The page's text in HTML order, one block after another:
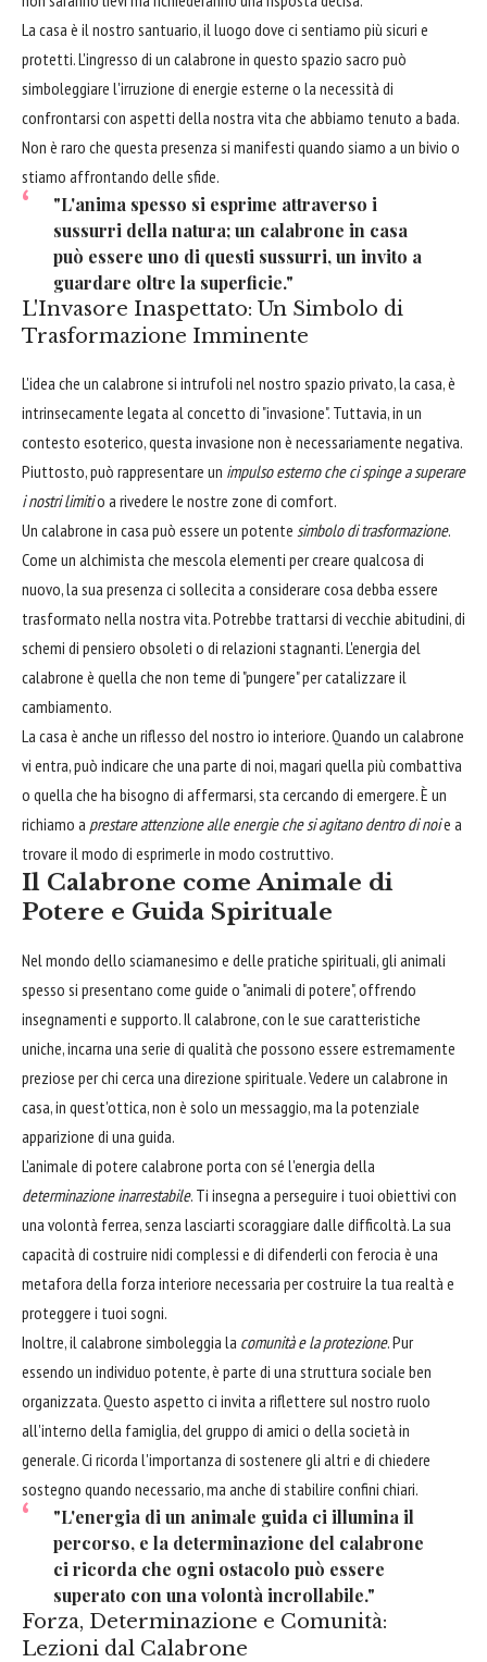
La casa è il nostro santuario, il luogo dove ci sentiamo più sicuri e
protetti. L'ingresso di un calabrone in questo spazio sacro può
simboleggiare l'irruzione di energie esterne o la necessità di
confrontarsi con aspetti della nostra vita che abbiamo tenuto a bada.
Non è raro che questa presenza si manifesti quando siamo a un bivio o
stiamo affrontando delle sfide.
"L'anima spesso si esprime attraverso i
sussurri della natura; un calabrone in casa
può essere uno di questi sussurri, un invito a
guardare oltre la superficie."
L'Invasore Inaspettato: Un Simbolo di
Trasformazione Imminente
L'idea che un calabrone si intrufoli nel nostro spazio privato, la casa, è
intrinsecamente legata al concetto di "invasione". Tuttavia, in un
contesto esoterico, questa invasione non è necessariamente negativa.
Piuttosto, può rappresentare un impulso esterno che ci spinge a superare
i nostri limitio a rivedere le nostre zone di comfort.
Un calabrone in casa può essere un potente simbolo di trasformazione.
Come un alchimista che mescola elementi per creare qualcosa di
nuovo, la sua presenza ci sollecita a considerare cosa debba essere
trasformato nella nostra vita. Potrebbe trattarsi di vecchie abitudini, di
schemi di pensiero obsoleti o di relazioni stagnanti. L'energia del
calabrone è quella che non teme di "pungere" per catalizzare il
cambiamento.
La casa è anche un riflesso del nostro io interiore. Quando un calabrone
vi entra, può indicare che una parte di noi, magari quella più combattiva
o quella che ha bisogno di affermarsi, sta cercando di emergere. È un
richiamo a prestare attenzione alle energie che si agitano dentro di noie a
trovare il modo di esprimerle in modo costruttivo.
Il Calabrone come Animale di
Potere e Guida Spirituale
Nel mondo dello sciamanesimo e delle pratiche spirituali, gli animali
spesso si presentano come guide o "animali di potere", offrendo
insegnamenti e supporto. Il calabrone, con le sue caratteristiche
uniche, incarna una serie di qualità che possono essere estremamente
preziose per chi cerca una direzione spirituale. Vedere un calabrone in
casa, in quest'ottica, non è solo un messaggio, ma la potenziale
apparizione di una guida.
L'animale di potere calabrone porta con sé l'energia della
determinazione inarrestabile. Ti insegna a perseguire i tuoi obiettivi con
una volontà ferrea, senza lasciarti scoraggiare dalle difficoltà. La sua
capacità di costruire nidi complessi e di difenderli con ferocia è una
metafora della forza interiore necessaria per costruire la tua realtà e
proteggere i tuoi sogni.
Inoltre, il calabrone simboleggia la comunità e la protezione. Pur
essendo un individuo potente, è parte di una struttura sociale ben
organizzata. Questo aspetto ci invita a riflettere sul nostro ruolo
all'interno della famiglia, del gruppo di amici o della società in
generale. Ci ricorda l'importanza di sostenere gli altri e di chiedere
sostegno quando necessario, ma anche di stabilire confini chiari.
"L'energia di un animale guida ci illumina il
percorso, e la determinazione del calabrone
ci ricorda che ogni ostacolo può essere
superato con una volontà incrollabile."
Forza, Determinazione e Comunità:
Lezioni dal Calabrone